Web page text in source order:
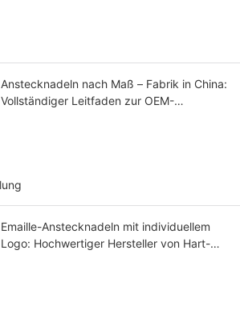
Anstecknadeln nach Maß – Fabrik in China:
Vollständiger Leitfaden zur OEM-
Emaille-Anstecknadeln mit individuellem
Logo: Hochwertiger Hersteller von Hart-